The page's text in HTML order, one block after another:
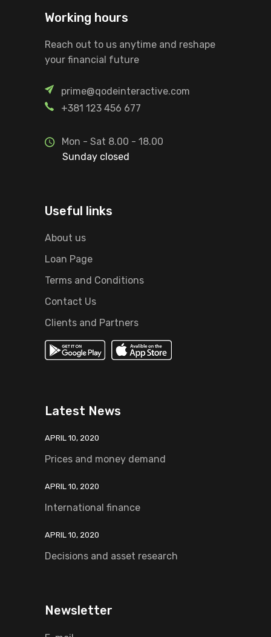
Working hours
Reach out to us anytime and reshape
your financial future
prime@qodeinteractive.com
+381 123 456 677
Mon - Sat 8.00 - 18.00
Sunday closed
Useful links
About us
Loan Page
Terms and Conditions
Contact Us
Clients and Partners
Latest News
APRIL 10, 2020
Prices and money demand
APRIL 10, 2020
International finance
APRIL 10, 2020
Decisions and asset research
Newsletter